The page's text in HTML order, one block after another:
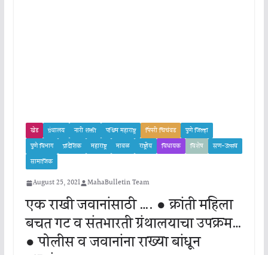
खेड ग्रंथालय नारी शक्ती पश्चिम महाराष्ट्र पिंपरी चिचंवड
पुणे जिल्हा
पुणे विभाग
प्रादेशिक महाराष्ट्र मावळ राष्ट्रीय विधायक विशेष
सण-उत्सव
सामाजिक
August 25, 2021 MahaBulletin Team
एक राखी जवानांसाठी …. ● क्रांती महिला
बचत गट व संतभारती ग्रंथालयाचा उपक्रम…
● पोलीस व जवानांना राख्या बांधून